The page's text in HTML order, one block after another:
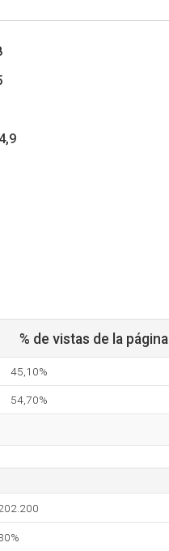
% de vistas de la página
45,10%
54,70%